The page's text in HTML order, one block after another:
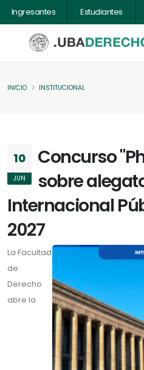
Ingresantes Estudiantes
INICIO INSTITUCIONAL
10
JUN
Concurso
sobre
Internacional
2027
La Facultad
de
Derecho
abre la